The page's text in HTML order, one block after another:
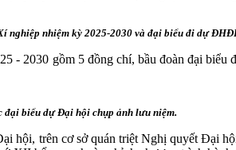
nghiệp nhiệm kỳ 2025-2030 và đại biểu đi dự
- 2030 gồm 5 đồng chí, bầu đoàn đại
đại biểu dự Đại hội chụp ảnh lưu niệm.
trên cơ sở quán triệt Nghị quyết Đại